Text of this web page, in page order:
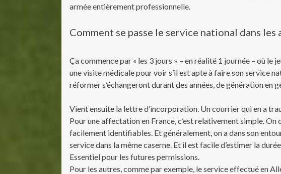
armée entièrement professionnelle.
Comment se passe le service national dans les
Ça commence par « les 3 jours » – en réalité 1 journée – où le
une visite médicale pour voir s’il est apte à faire son service
réformer s’échangeront durant des années, de génération en
Vient ensuite la lettre d’incorporation. Un courrier qui en a
Pour une affectation en France, c’est relativement simple.
facilement identifiables. Et généralement, on a dans son
service dans la même caserne. Et il est facile d’estimer la
Essentiel pour les futures permissions.
Pour les autres, comme par exemple, le service effectué en